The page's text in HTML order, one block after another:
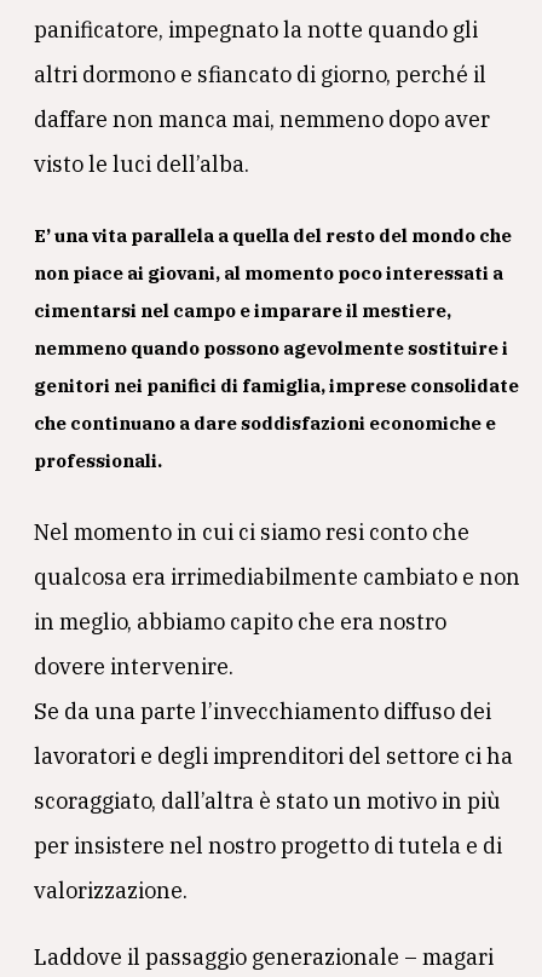
panificatore, impegnato la notte quando gli
altri dormono e sfiancato di giorno, perché il
daffare non manca mai, nemmeno dopo aver
visto le luci dell’alba.
E’ una vita parallela a quella del resto del mondo che
non piace ai giovani, al momento poco interessati a
cimentarsi nel campo e imparare il mestiere,
nemmeno quando possono agevolmente sostituire i
genitori nei panifici di famiglia, imprese consolidate
che continuano a dare soddisfazioni economiche e
professionali.
Nel momento in cui ci siamo resi conto che
qualcosa era irrimediabilmente cambiato e non
in meglio, abbiamo capito che era nostro
dovere intervenire.
Se da una parte l’invecchiamento diffuso dei
lavoratori e degli imprenditori del settore ci ha
scoraggiato, dall’altra è stato un motivo in più
per insistere nel nostro progetto di tutela e di
valorizzazione.
Laddove il passaggio generazionale – magari